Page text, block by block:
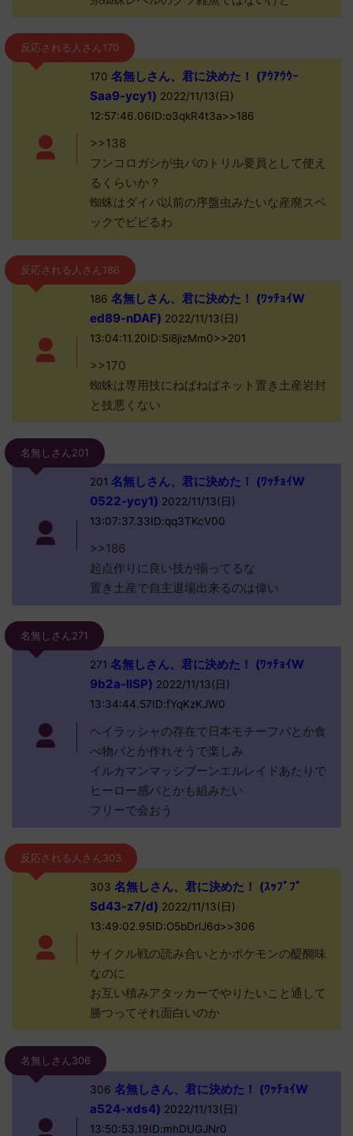
反応される人さん170
170 名無しさん、君に決めた！ (ｱｳｱｳｳｰ
Saa9-ycy1) 2022/11/13(日)
12:57:46.06ID:o3qkR4t3a>>186
>>138
フンコロガシが虫パのトリル要員として使え
るくらいか？
蜘蛛はダイパ以前の序盤虫みたいな産廃スペ
ックでビビるわ
反応される人さん186
186 名無しさん、君に決めた！ (ﾜｯﾁｮｲW
ed89-nDAF) 2022/11/13(日)
13:04:11.20ID:Si8jizMm0>>201
>>170
蜘蛛は専用技にねばねばネット置き土産岩封
と技悪くない
名無しさん201
201 名無しさん、君に決めた！ (ﾜｯﾁｮｲW
0522-ycy1) 2022/11/13(日)
13:07:37.33ID:qq3TKcV00
>>186
起点作りに良い技が揃ってるな
置き土産で自主退場出来るのは偉い
名無しさん271
271 名無しさん、君に決めた！ (ﾜｯﾁｮｲW
9b2a-lISP) 2022/11/13(日)
13:34:44.57ID:fYqKzKJW0
ヘイラッシャの存在で日本モチーフパとか食
べ物パとか作れそうで楽しみ
イルカマンマッシブーンエルレイドあたりで
ヒーロー感パとかも組みたい
フリーで会おう
反応される人さん303
303 名無しさん、君に決めた！ (ｽｯﾌﾟﾌﾟ
Sd43-z7/d) 2022/11/13(日)
13:49:02.95ID:O5bDrlJ6d>>306
サイクル戦の読み合いとかポケモンの醍醐味
なのに
お互い積みアタッカーでやりたいこと通して
勝つってそれ面白いのか
名無しさん306
306 名無しさん、君に決めた！ (ﾜｯﾁｮｲW
a524-xds4) 2022/11/13(日)
13:50:53.19ID:mhDUGJNr0